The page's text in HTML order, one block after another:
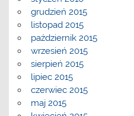
grudzień 2015
listopad 2015
październik 2015
wrzesień 2015
sierpień 2015
lipiec 2015
czerwiec 2015
maj 2015